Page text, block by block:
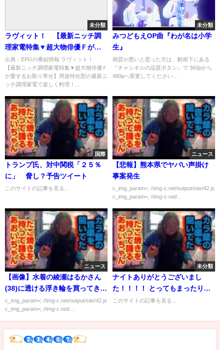
未分類
ラヴィット！ 【最新ニッチ調
理家電特集▼超大物俳優Ｆが愛
するお取り寄せ】[字]…の番組内
容解析まとめ
出典：EPGの番組情報 ラヴィット！
【最新ニッチ調理家電特集▼超大物俳優Ｆ
が愛するお取り寄せ】用途特化型の最新ニ
ッチ調理家電で楽しく料理！...
未分類
みつどもえOP曲『わが名は小学
生』
画質が悪いと思った方は、動画下にある
『チャンネルの品質ボタン』で 360pから
480pへ変更してください...
国際
トランプ氏、対中関税「２５％
に」 脅し？予告ツイート
このサイトの記事を見る...
ニュース
【悲報】熊本県でヤバい声掛け
事案発生
c_img_param=; //img-c.net/output/site/42.js
c_img_param=; //img-c.net/...
ニュース
【画像】水着の綾瀬はるかさん
(38)に透ける浮き輪を買ってきて
渡したスタッフ
c_img_param=; //img-c.net/output/site/42.js
c_img_param=; //img-c.net/...
未分類
ナイトありがとうございまし
た！！！！ とってもまったりだ
った...
このサイトの記事を見る...